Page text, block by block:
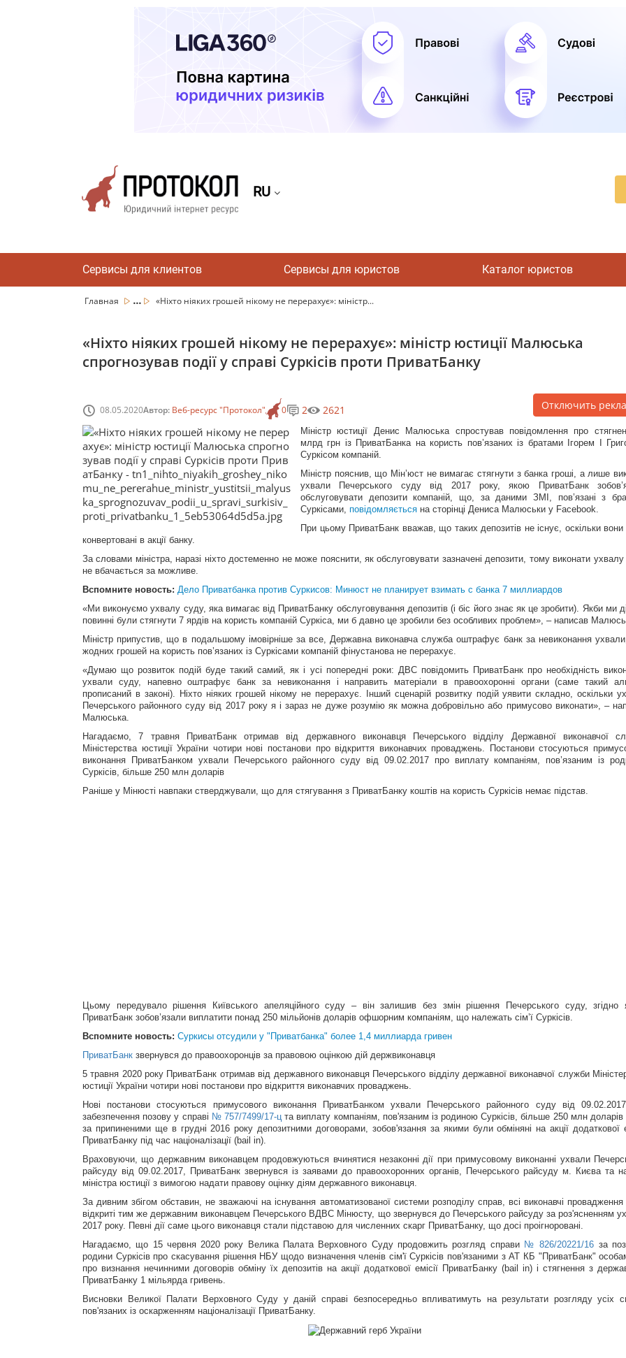
RU
Сервисы для клиентов Сервисы для юристов Каталог юристов
Главная ... «Ніхто ніяких грошей нікому не перерахує»: міністр...
«Ніхто ніяких грошей нікому не перерахує»: міністр юстиції Малюська
спрогнозував події у справі Суркісів проти ПриватБанку
08.05.2020Автор: Веб-ресурс "Протокол" 0 2 2621 Отключить
Міністр юстиції Денис Малюська спростував повідомлення про
млрд грн із ПриватБанка на користь пов’язаних із братами Ігорем І
Суркісом компаній.
Міністр пояснив, що Мін’юст не вимагає стягнути з банка гроші, а лише
ухвали Печерського суду від 2017 року, якою ПриватБанк
обслуговувати депозити компаній, що, за даними ЗМІ, пов’язані з
Суркісами, повідомляється на сторінці Дениса Малюськи у Facebook.
При цьому ПриватБанк вважав, що таких депозитів не існує, оскільки
конвертовані в акції банку.
За словами міністра, наразі ніхто достеменно не може пояснити, як обслуговувати зазначені депозити, тому виконати
не вбачається за можливе.
Вспомните новость: Дело Приватбанка против Суркисов: Минюст не планирует взимать с банка 7 миллиардов
«Ми виконуємо ухвалу суду, яка вимагає від ПриватБанку обслуговування депозитів (і біс його знає як це зробити). Якби ми
повинні були стягнути 7 ярдів на користь компаній Суркіса, ми б давно це зробили без особливих проблем», – написав
Міністр припустив, що в подальшому імовірніше за все, Державна виконавча служба оштрафує банк за невиконання
жодних грошей на користь пов’язаних із Суркісами компаній фінустанова не перерахує.
«Думаю що розвиток подій буде такий самий, як і усі попередні роки: ДВС повідомить ПриватБанк про необхідність
ухвали суду, напевно оштрафує банк за невиконання і направить матеріали в правоохоронні органи (саме такий
прописаний в законі). Ніхто ніяких грошей нікому не перерахує. Інший сценарій розвитку подій уявити складно, оскільки
Печерського районного суду від 2017 року я і зараз не дуже розумію як можна добровільно або примусово виконати», –
Малюська.
Нагадаємо, 7 травня ПриватБанк отримав від державного виконавця Печерського відділу Державної виконавчої
Міністерства юстиції України чотири нові постанови про відкриття виконавчих проваджень. Постанови стосуються
виконання ПриватБанком ухвали Печерського районного суду від 09.02.2017 про виплату компаніям, пов’язаним із
Суркісів, більше 250 млн доларів
Раніше у Мінюсті навпаки стверджували, що для стягування з ПриватБанку коштів на користь Суркісів немає підстав.
Цьому передувало рішення Київського апеляційного суду – він залишив без змін рішення Печерського суду, згідно
ПриватБанк зобов’язали виплатити понад 250 мільйонів доларів офшорним компаніям, що належать сім’ї Суркісів.
Вспомните новость: Суркисы отсудили у "Приватбанка" более 1,4 миллиарда гривен
ПриватБанк звернувся до правоохоронців за правовою оцінкою дій держвиконавця
5 травня 2020 року ПриватБанк отримав від державного виконавця Печерського відділу державної виконавчої служби
юстиції України чотири нові постанови про відкриття виконавчих проваджень.
Нові постанови стосуються примусового виконання ПриватБанком ухвали Печерського районного суду від
забезпечення позову у справі № 757/7499/17-цта виплату компаніям, пов'язаним із родиною Суркісів, більше 250 млн
за припиненими ще в грудні 2016 року депозитними договорами, зобов'язання за якими були обміняні на акції додаткової
ПриватБанку під час націоналізації (bail in).
Враховуючи, що державним виконавцем продовжуються вчинятися незаконні дії при примусовому виконанні ухвали
райсуду від 09.02.2017, ПриватБанк звернувся із заявами до правоохоронних органів, Печерського райсуду м. Києва та
міністра юстиції з вимогою надати правову оцінку діям державного виконавця.
За дивним збігом обставин, не зважаючі на існування автоматизованої системи розподілу справ, всі виконавчі
відкриті тим же державним виконавцем Печерського ВДВС Мінюсту, що звернувся до Печерського райсуду за роз'ясненням
2017 року. Певні дії саме цього виконавця стали підставою для численних скарг ПриватБанку, що досі проігноровані.
Нагадаємо, що 15 червня 2020 року Велика Палата Верховного Суду продовжить розгляд справи № 826/20221/16 за
родини Суркісів про скасування рішення НБУ щодо визначення членів сім'ї Суркісів пов'язаними з АТ КБ "ПриватБанк"
про визнання нечинними договорів обміну їх депозитів на акції додаткової емісії ПриватБанку (bail in) і стягнення з
ПриватБанку 1 мільярда гривень.
Висновки Великої Палати Верховного Суду у даній справі безпосередньо впливатимуть на результати розгляду усіх
пов'язаних із оскарженням націоналізації ПриватБанку.